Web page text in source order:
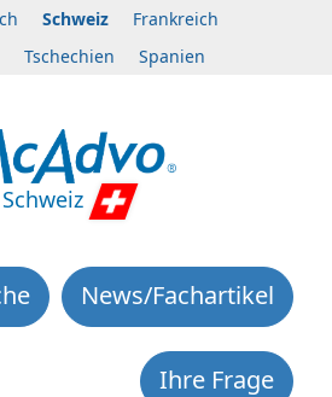
Schweiz
Frankreich
Tschechien Spanien
Schweiz
News/Fachartikel
Ihre Frage